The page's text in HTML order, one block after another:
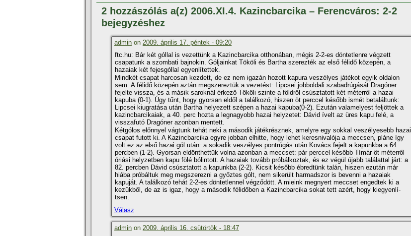
2 hozzászólás a(z) 2006.XI.4. Kazincbarcika – Ferencváros: 2-2
bejegyzéshez
admin on 2009. április 17. péntek - 09:20
ftc.hu: Bár két góllal is vezettünk a Kazincbarcika otthonában, mégis 2-2-es döntetlenre végzett
csapatunk a szombati bajnokin. Góljainkat Tököli és Bartha szerezték az első félidő közepén, a
hazaiak két fejesgóllal egyenlí­tettek.
Mindkét csapat harcosan kezdett, de ez nem igazán hozott kapura veszélyes játékot egyik oldalon
sem. A félidő közepén aztán megszereztük a vezetést: Lipcsei jobboldali szabadrúgását Dragóner
fejelte vissza, és a másik saroknál érkező Tököli szinte a földről csúsztatott két méterről a hazai
kapuba (0-1). Úgy tűnt, hogy gyorsan eldől a találkozó, hiszen öt perccel később ismét betaláltunk:
Lipcsei kiugratása után Bartha helyezett szépen a hazai kapuba(0-2). Ezután valamelyest feljöttek a
kazincbarcikaiak, a 40. perc hozta a legnagyobb hazai helyzetet: Dávid í­velt az üres kapu felé, a
visszafutó Dragóner azonban mentett.
Kétgólos előnnyel vágtunk tehát neki a második játékrésznek, amelyre egy sokkal veszélyesebb hazai
csapat futott ki. A Kazincbarcika egyre jobban elhitte, hogy lehet keresnivalója a meccsen, pláne í­gy
volt ez az első hazai gól után: a sokadik veszélyes pontrúgás után Kovács fejelt a kapunkba a 64.
percben (1-2). Gyorsan eldönthettük volna azonban a meccset: pár perccel később Tí­már öt méterről
óriási helyzetben kapu fölé bólintott. A hazaiak tovább próbálkoztak, és ez végül újabb találattal járt: a
82. percben Dávid csúsztatott a kapunkba (2-2). Kicsit később ébredtünk talán, hiszen ezután már
hiába próbáltuk meg megszerezni a győztes gólt, nem sikerült harmadszor is bevenni a hazaiak
kapuját. A találkozó tehát 2-2-es döntetlennel végződött. A mieink megnyert meccset engedtek ki a
kezükből, de az is igaz, hogy a második félidőben a Kazincbarcika sokat tett azért, hogy kiegyenlí­
tsen.
Válasz
admin on 2009. április 16. csütörtök - 18:47